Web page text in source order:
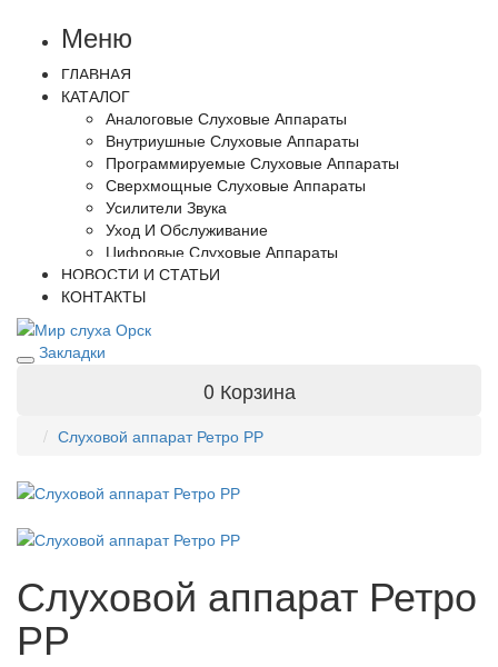
Меню
ГЛАВНАЯ
КАТАЛОГ
Аналоговые Слуховые Аппараты
Внутриушные Слуховые Аппараты
Программируемые Слуховые Аппараты
Сверхмощные Слуховые Аппараты
Усилители Звука
Уход И Обслуживание
Цифровые Слуховые Аппараты
НОВОСТИ И СТАТЬИ
КОНТАКТЫ
Закладки
0 Корзина
Слуховой аппарат Ретро РР
Слуховой аппарат Ретро
РР